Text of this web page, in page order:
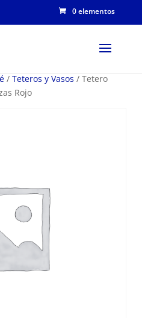
0 elementos
/ Teteros y Vasos / Tetero
Rojo